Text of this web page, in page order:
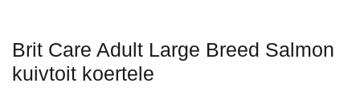
Brit Care Adult Large Breed Salmon
kuivtoit koertele